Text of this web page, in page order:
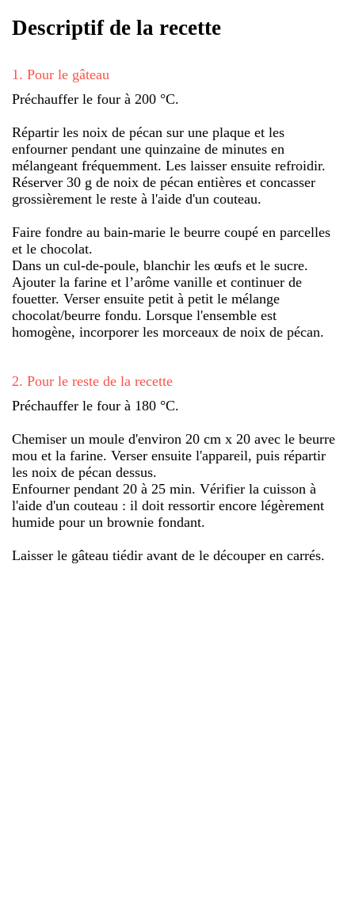
Descriptif de la recette
1 . Pour le gâteau
Préchauffer le four à 200 °C.
Répartir les noix de pécan sur une plaque et les
enfourner pendant une quinzaine de minutes en
mélangeant fréquemment. Les laisser ensuite refroidir.
Réserver 30 g de noix de pécan entières et concasser
grossièrement le reste à l'aide d'un couteau.
Faire fondre au bain-marie le beurre coupé en parcelles
et le chocolat.
Dans un cul-de-poule, blanchir les œufs et le sucre.
Ajouter la farine et l’arôme vanille et continuer de
fouetter. Verser ensuite petit à petit le mélange
chocolat/beurre fondu. Lorsque l'ensemble est
homogène, incorporer les morceaux de noix de pécan.
2. Pour le reste de la recette
Préchauffer le four à 180 °C.
Chemiser un moule d'environ 20 cm x 20 avec le beurre
mou et la farine. Verser ensuite l'appareil, puis répartir
les noix de pécan dessus.
Enfourner pendant 20 à 25 min. Vérifier la cuisson à
l'aide d'un couteau : il doit ressortir encore légèrement
humide pour un brownie fondant.
Laisser le gâteau tiédir avant de le découper en carrés.